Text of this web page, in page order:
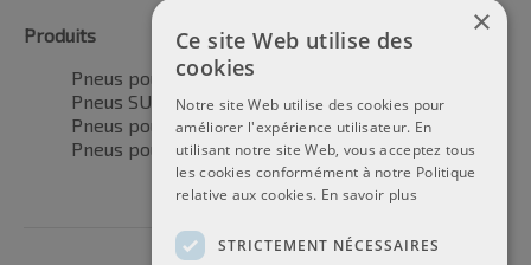
Produits
Pneus pour voitures
Pneus SUV / 4x4
Pneus pour camionnettes
Pneus pour motos
×
Ce site Web utilise des
cookies
Notre site Web utilise des cookies pour
améliorer l'expérience utilisateur. En
utilisant notre site Web, vous acceptez tous
les cookies conformément à notre Politique
relative aux cookies. En savoir plus
STRICTEMENT NÉCESSAIRES